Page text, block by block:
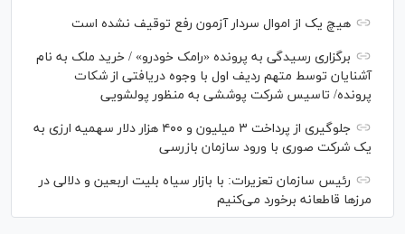
هیچ یک از اموال سردار آزمون رفع توقیف نشده است
برگزاری رسیدگی به پرونده «رامک خودرو» / خرید ملک به نام
آشنایان توسط متهم ردیف اول با وجوه دریافتی از شکات
پرونده/ تاسیس شرکت پوششی به منظور پولشویی
جلوگیری از پرداخت ۳ میلیون و ۴۰۰ هزار دلار سهمیه ارزی به
یک شرکت صوری با ورود سازمان بازرسی
رئیس سازمان تعزیرات: با بازار سیاه بلیت اربعین و دلالی در
مرز‌ها قاطعانه برخورد می‌کنیم